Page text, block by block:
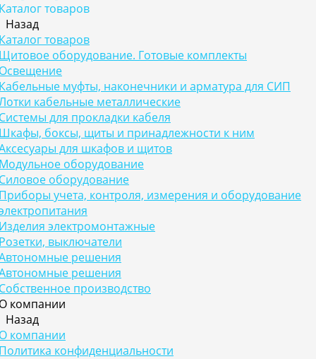
товаров
Назад
товаров
оборудование. Готовые комплекты
муфты, наконечники и арматура для СИП
кабельные металлические
для прокладки кабеля
боксы, щиты и принадлежности к ним
для шкафов и щитов
оборудование
оборудование
учета, контроля, измерения и оборудование
электромонтажные
выключатели
решения
решения
производство
компании
Назад
компании
конфиденциальности